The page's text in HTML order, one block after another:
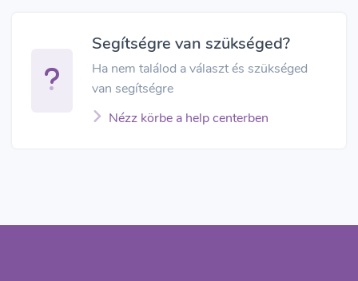
Segítségre van szükséged?
Ha nem találod a választ és szükséged
van segítségre
Nézz körbe a help centerben